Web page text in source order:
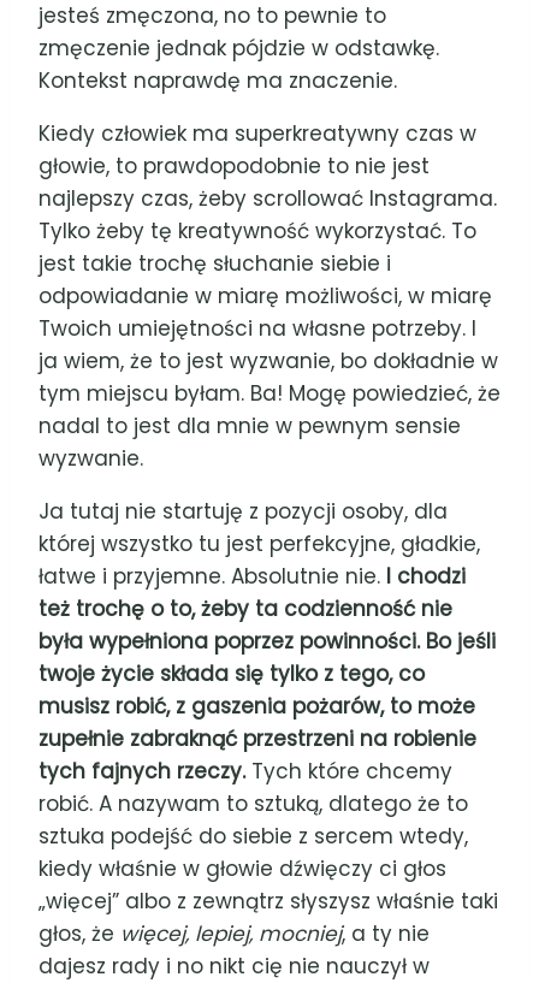
jesteś zmęczona, no to pewnie to
zmęczenie jednak pójdzie w odstawkę.
Kontekst naprawdę ma znaczenie.
Kiedy człowiek ma superkreatywny czas w
głowie, to prawdopodobnie to nie jest
najlepszy czas, żeby scrollować Instagrama.
Tylko żeby tę kreatywność wykorzystać. To
jest takie trochę słuchanie siebie i
odpowiadanie w miarę możliwości, w miarę
Twoich umiejętności na własne potrzeby. I
ja wiem, że to jest wyzwanie, bo dokładnie w
tym miejscu byłam. Ba! Mogę powiedzieć, że
nadal to jest dla mnie w pewnym sensie
wyzwanie.
Ja tutaj nie startuję z pozycji osoby, dla
której wszystko tu jest perfekcyjne, gładkie,
łatwe i przyjemne. Absolutnie nie. I chodzi
też trochę o to, żeby ta codzienność nie
była wypełniona poprzez powinności. Bo jeśli
twoje życie składa się tylko z tego, co
musisz robić, z gaszenia pożarów, to może
zupełnie zabraknąć przestrzeni na robienie
tych fajnych rzeczy.Tych które chcemy
robić. A nazywam to sztuką, dlatego że to
sztuka podejść do siebie z sercem wtedy,
kiedy właśnie w głowie dźwięczy ci głos
„więcej” albo z zewnątrz słyszysz właśnie taki
głos, że więcej, lepiej, mocniej, a ty nie
dajesz rady i no nikt cię nie nauczył w